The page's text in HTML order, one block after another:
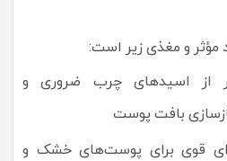
مؤثر و مغذی زیر است:
از اسیدهای چرب ضروری و
بافت پوست
قوی برای پوست‌های خشک و